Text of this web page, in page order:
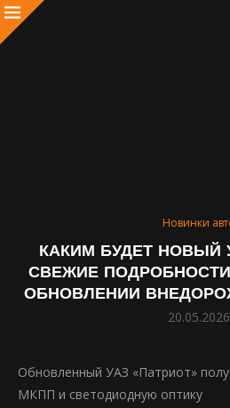
Новинки
КАКИМ БУДЕТ НОВЫЙ
СВЕЖИЕ
ОБНОВЛЕНИИ
20.05.2026
Обновленный УАЗ «Патриот»
МКПП и светодиодную оптику